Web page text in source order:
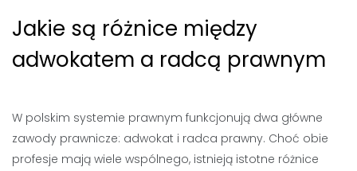
Jakie są różnice między
adwokatem a radcą prawnym
W polskim systemie prawnym funkcjonują dwa główne
zawody prawnicze: adwokat i radca prawny. Choć obie
profesje mają wiele wspólnego, istnieją istotne różnice